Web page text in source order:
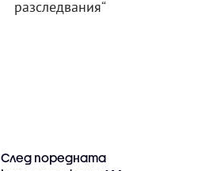
разследвания“
След поредната